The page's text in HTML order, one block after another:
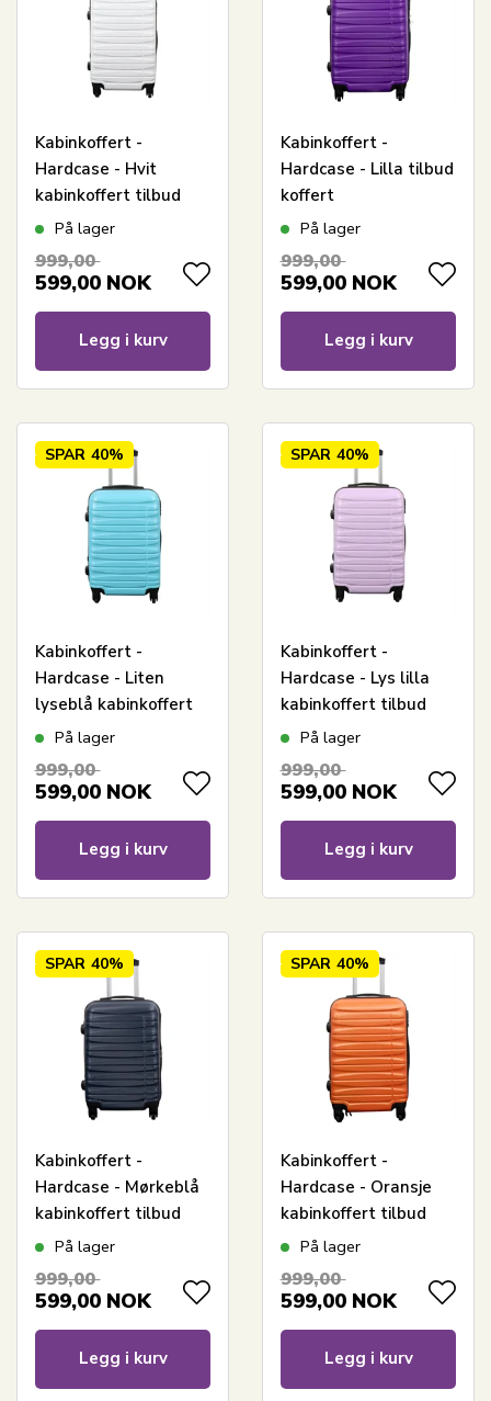
Kabinkoffert -
Hardcase - Hvit
kabinkoffert tilbud
På lager
999,00
599,00 NOK
Legg i kurv
Kabinkoffert -
Hardcase - Lilla tilbud
koffert
På lager
999,00
599,00 NOK
Legg i kurv
SPAR 40%
Kabinkoffert -
Hardcase - Liten
lyseblå kabinkoffert
tilbud
På lager
999,00
599,00 NOK
Legg i kurv
SPAR 40%
Kabinkoffert -
Hardcase - Lys lilla
kabinkoffert tilbud
På lager
999,00
599,00 NOK
Legg i kurv
SPAR 40%
Kabinkoffert -
Hardcase - Mørkeblå
kabinkoffert tilbud
På lager
999,00
599,00 NOK
Legg i kurv
SPAR 40%
Kabinkoffert -
Hardcase - Oransje
kabinkoffert tilbud
På lager
999,00
599,00 NOK
Legg i kurv